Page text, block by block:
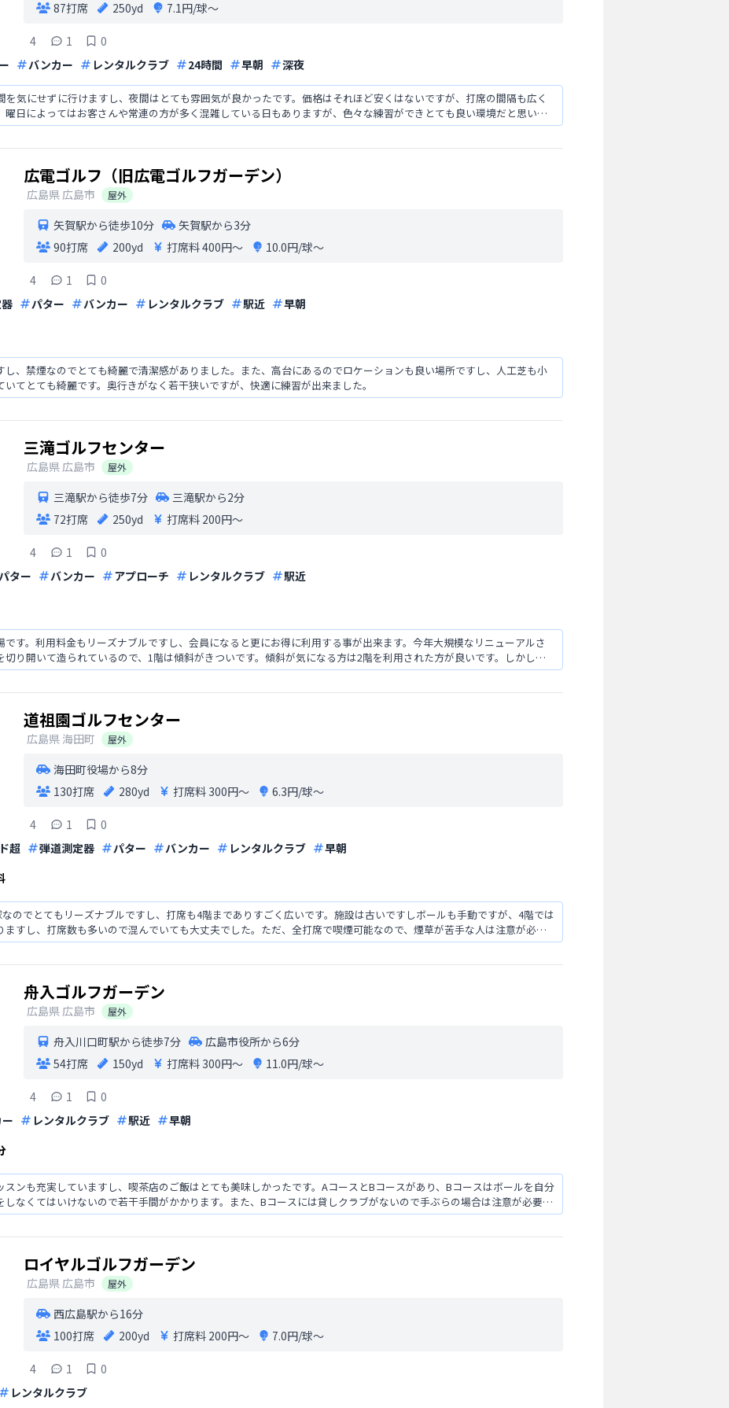
87打席
250yd 7.1円/球〜
4 1
0
バンカー レンタルクラブ 24時間 早朝 深夜
を気にせずに行けますし、夜間はとても雰囲気が良かったです。価格はそれほど安くはないですが、打席の間隔も広く
曜日によってはお客さんや常連の方が多く混雑している日もありますが、色々な練習ができとても良い環境だと思いま
広電ゴルフ（旧広電ゴルフガーデン）
広島県 広島市 屋外
矢賀駅から徒歩10分
矢賀駅から3分
90打席
200yd 打席料400円〜 10.0円/球〜
4 1
0
パター バンカー レンタルクラブ 駅近
早朝
し、禁煙なのでとても綺麗で清潔感がありました。また、高台にあるのでロケーションも良い場所ですし、人工芝も小
いてとても綺麗です。奥行きがなく若干狭いですが、快適に練習が出来ました。
三滝ゴルフセンター
広島県 広島市 屋外
三滝駅から徒歩7分
三滝駅から2分
72打席
250yd 打席料 200円〜
4 1
0
ター バンカー アプローチ レンタルクラブ
駅近
です。利用料金もリーズナブルですし、会員になると更にお得に利用する事が出来ます。今年大規模なリニューアルさ
切り開いて造られているので、1階は傾斜がきついです。傾斜が気になる方は2階を利用された方が良いです。しかし、
変わると思いますし、楽しみ
道祖園ゴルフセンター
広島県 海田町 屋外
海田町役場から8分
130打席
280yd 打席料 300円〜 6.3円/球〜
4 1
0
超 弾道測定器 パター バンカー レンタルクラブ
早朝
のでとてもリーズナブルですし、打席も4階までありすごく広いです。施設は古いですしボールも手動ですが、4階では
ますし、打席数も多いので混んでいても大丈夫でした。ただ、全打席で喫煙可能なので、煙草が苦手な人は注意が必要
舟入ゴルフガーデン
広島県 広島市 屋外
舟入川口町駅から徒歩7分
広島市役所から6分
54打席
150yd 打席料 300円〜 11.0円/球〜
4 1
0
レンタルクラブ 駅近
早朝
スンも充実していますし、喫茶店のご飯はとても美味しかったです。AコースとBコースがあり、Bコースはボールを自分
しなくてはいけないので若干手間がかかります。また、Bコースには貸しクラブがないので手ぶらの場合は注意が必要で
ロイヤルゴルフガーデン
広島県 広島市 屋外
西広島駅から16分
100打席
200yd 打席料 200円〜 7.0円/球〜
4 1
0
レンタルクラブ